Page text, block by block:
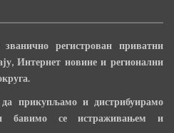
регистрован приватни
Интернет новине и регионални
прикупљамо и дистрибуирамо
и бавимо се истраживањем и